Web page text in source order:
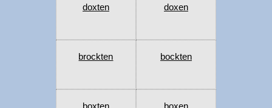
doxten doxen
brockten bockten